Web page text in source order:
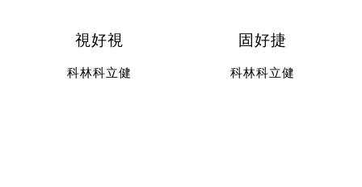
視好視
科林科立健
固好捷
科林科立健